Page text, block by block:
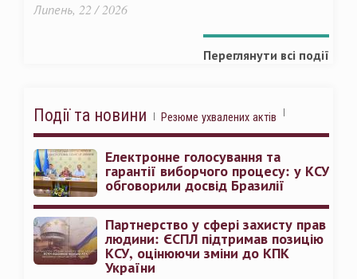
Липень, 22 / 2026
Переглянути всі події
Події та новини Резюме ухвалених актів
Електронне голосування та
гарантії виборчого процесу: у КСУ
обговорили досвід Бразилії
Партнерство у сфері захисту прав
людини: ЄСПЛ підтримав позицію
КСУ, оцінюючи зміни до КПК
України